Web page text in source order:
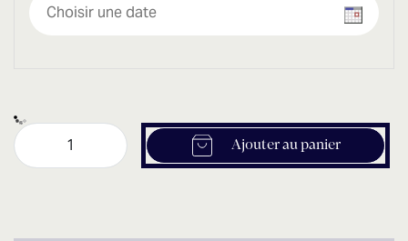
Ajouter au panier